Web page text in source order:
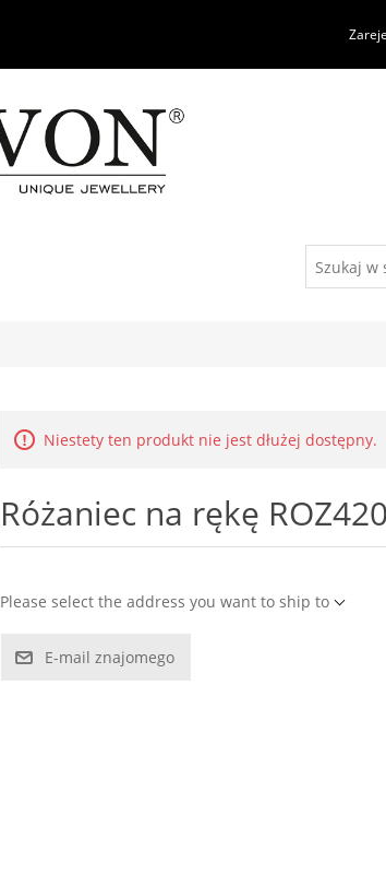
Niestety ten produkt nie jest dłużej dostępny.
Różaniec na rękę ROZ420
Please select the address you want to ship to
E-mail znajomego